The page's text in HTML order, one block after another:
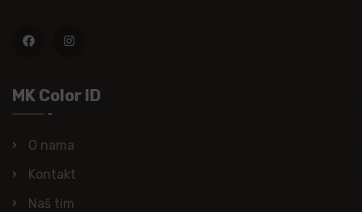
MK Color ID
O nama
Kontakt
Naš tim